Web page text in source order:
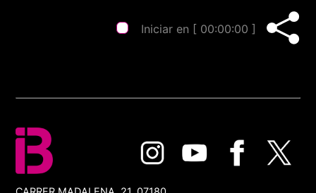
Iniciar en [ 00:00:00 ]